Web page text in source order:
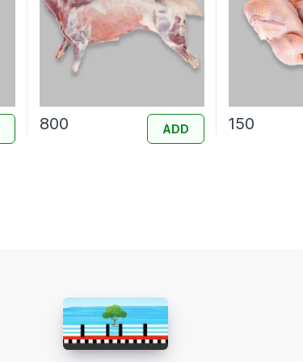
800 ADD 150